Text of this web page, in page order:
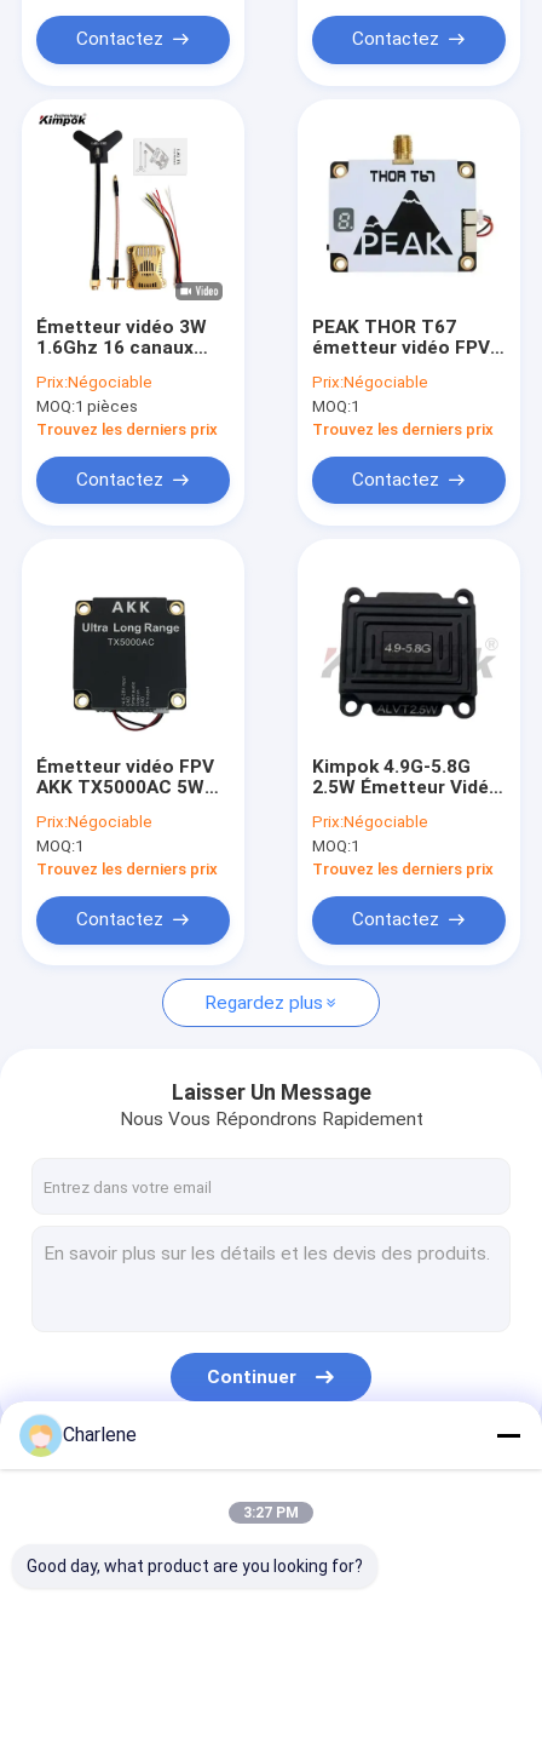
A propos de nous
Visite d'usine
Demande de soumission
Émetteur de vidéo de FPV
Radio maillée IP
Émetteur visuel de COFDM
Contactez Contactez
Émetteur vidéo 3W
1.6Ghz 16 canaux
transmission
d'images sans fil
Prix:Négociable
MOQ:1 pièces
Trouvez les derniers prix
Contactez
PEAK THOR T67
émetteur vidéo FPV
GHz avec audio
intelligent et
refroidissement
Prix:Négociable
MOQ:1
Trouvez les derniers prix
Contactez
Émetteur vidéo FPV
AKK TX5000AC 5W
fréquence 4.9G ∼ 6G
pour les applications
de drones à longue
Prix:Négociable
MOQ:1
Trouvez les derniers prix
Contactez
Kimpok 4.9G-5.8G
2.5W Émetteur Vidéo
Transmission Sans
Fil Longue Portée de
10km pour Drones
Prix:Négociable
MOQ:1
Trouvez les derniers prix
Contactez
Regardez plus
Laisser Un Message
Nous Vous Répondrons Rapidement
Continuer
Nos Catégories
Charlene
3:27 PM
Good day, what product are you looking for?